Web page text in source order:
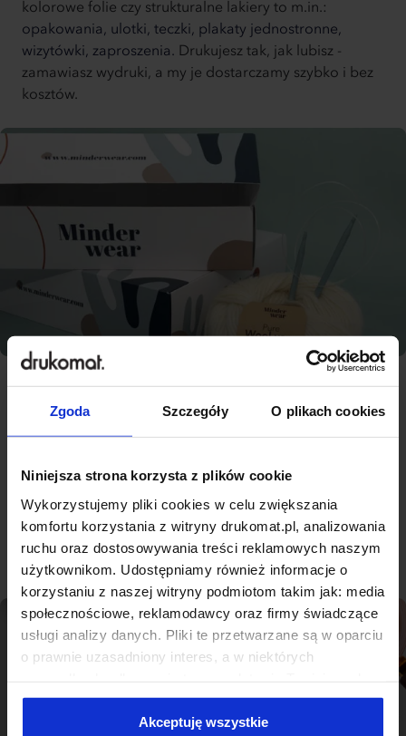
Zgoda Szczegóły O plikach cookies
Niniejsza strona korzysta z plików cookie
Wykorzystujemy pliki cookies w celu zwiększania
komfortu korzystania z witryny drukomat.pl, analizowania
ruchu oraz dostosowywania treści reklamowych naszym
użytkownikom. Udostępniamy również informacje o
korzystaniu z naszej witryny podmiotom takim jak: media
społecznościowe, reklamodawcy oraz firmy świadczące
usługi analizy danych. Pliki te przetwarzane są w oparciu
o prawnie uzasadniony interes, a w niektórych
Niektóre z plików cookies dostarczane i przetwarzane są
przez naszych zewnętrznych partnerów, z których listą
Akceptuję wszystkie
kolorowe folie czy strukturalne lakiery to m.in.:
opakowania, ulotki, teczki, plakaty jednostronne,
wizytówki, zaproszenia. Drukujesz tak, jak lubisz -
zamawiasz wydruki, a my je dostarczamy szybko i bez
kosztów.
Najlepsza jakość, konkurencyjne
miarę Głogówku
Sprawdź produkty